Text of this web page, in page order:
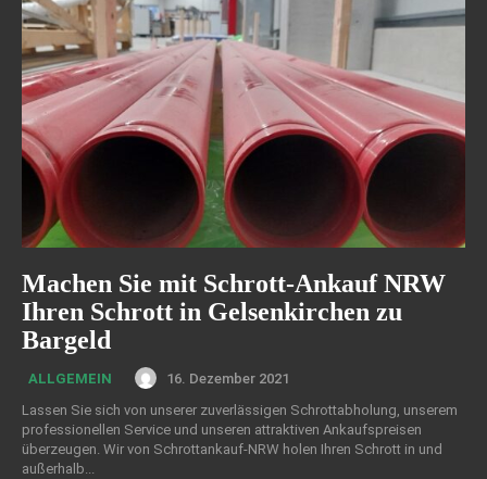
Machen Sie mit Schrott-Ankauf NRW
Ihren Schrott in Gelsenkirchen zu
Bargeld
ALLGEMEIN
16. Dezember 2021
Lassen Sie sich von unserer zuverlässigen Schrottabholung, unserem
professionellen Service und unseren attraktiven Ankaufspreisen
überzeugen. Wir von Schrottankauf-NRW holen Ihren Schrott in und
außerhalb...